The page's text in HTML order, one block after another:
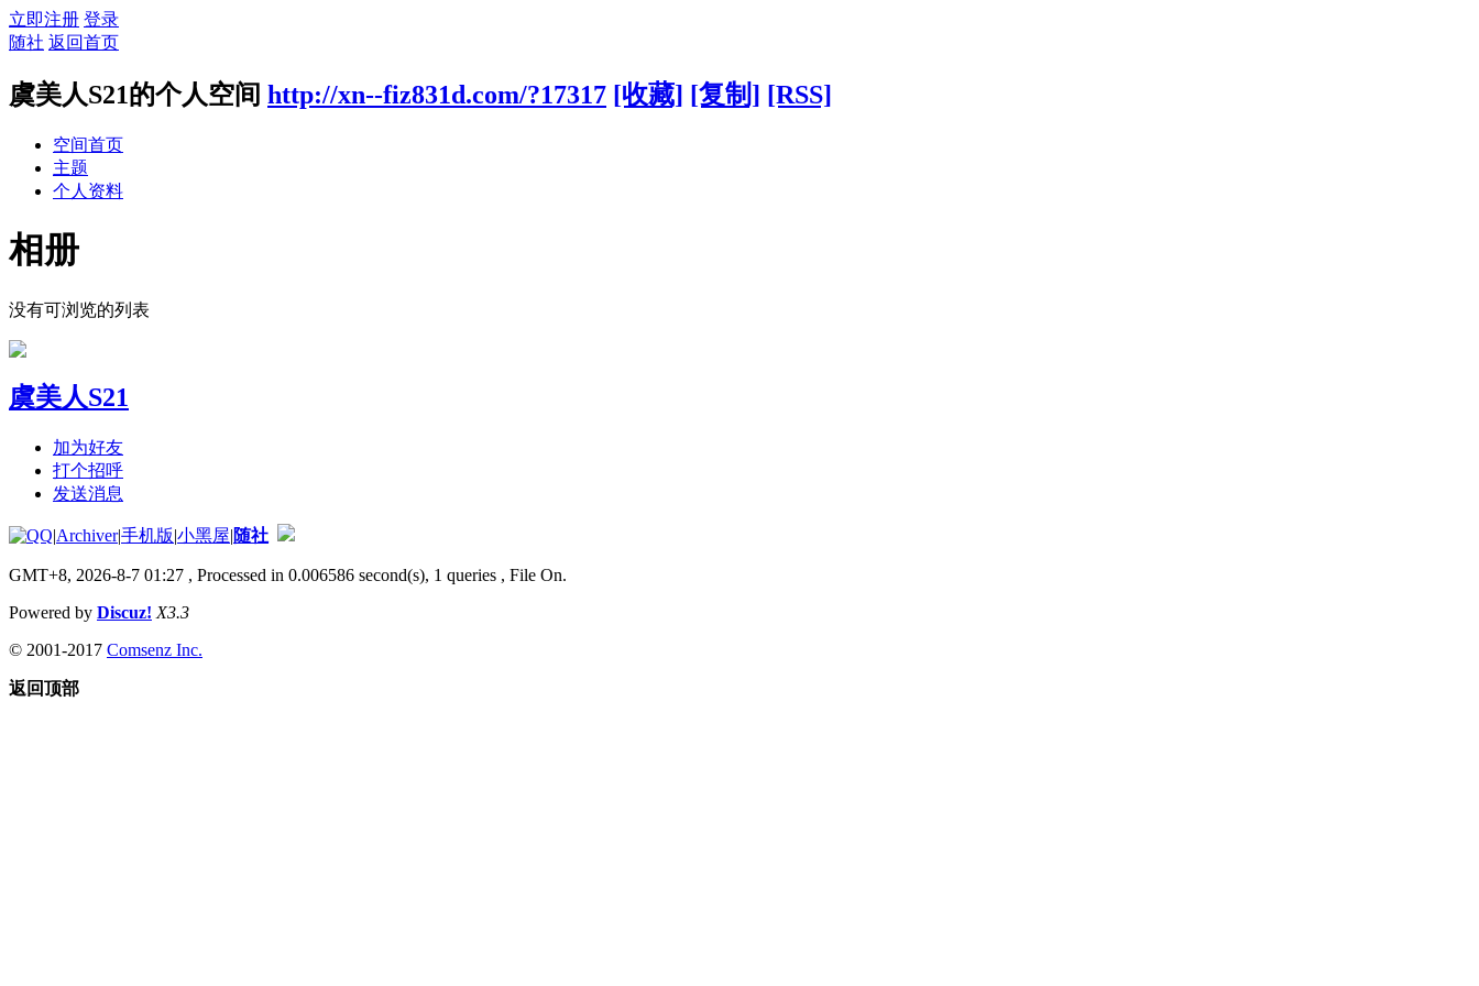
立即注册 登录
随社 返回首页
虞美人S21的个人空间 http://xn--fiz831d.com/?17317 [收藏] [复制] [RSS]
空间首页
主题
个人资料
相册
没有可浏览的列表
虞美人S21
加为好友
打个招呼
发送消息
|Archiver|手机版|小黑屋|随社
GMT+8, 2026-8-7 01:27 , Processed in 0.006586 second(s), 1 queries , File On.
Powered by Discuz! X3.3
© 2001-2017 Comsenz Inc.
返回顶部